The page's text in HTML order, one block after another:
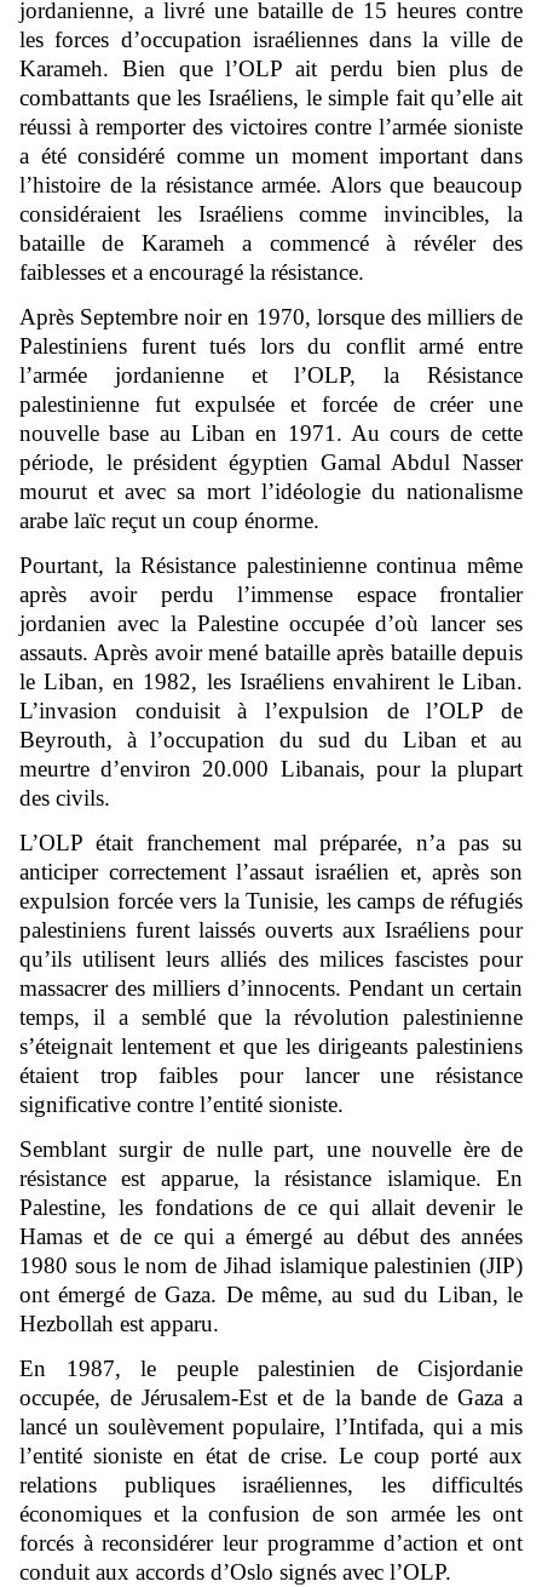
jordanienne, a livré une bataille de 15 heures contre
les forces d’occupation israéliennes dans la ville de
Karameh. Bien que l’OLP ait perdu bien plus de
combattants que les Israéliens, le simple fait qu’elle ait
réussi à remporter des victoires contre l’armée sioniste
a été considéré comme un moment important dans
l’histoire de la résistance armée. Alors que beaucoup
considéraient les Israéliens comme invincibles, la
bataille de Karameh a commencé à révéler des
faiblesses et a encouragé la résistance.
Après Septembre noir en 1970, lorsque des milliers de
Palestiniens furent tués lors du conflit armé entre
l’armée jordanienne et l’OLP, la Résistance
palestinienne fut expulsée et forcée de créer une
nouvelle base au Liban en 1971. Au cours de cette
période, le président égyptien Gamal Abdul Nasser
mourut et avec sa mort l’idéologie du nationalisme
arabe laïc reçut un coup énorme.
Pourtant, la Résistance palestinienne continua même
après avoir perdu l’immense espace frontalier
jordanien avec la Palestine occupée d’où lancer ses
assauts. Après avoir mené bataille après bataille depuis
le Liban, en 1982, les Israéliens envahirent le Liban.
L’invasion conduisit à l’expulsion de l’OLP de
Beyrouth, à l’occupation du sud du Liban et au
meurtre d’environ 20.000 Libanais, pour la plupart
des civils.
L’OLP était franchement mal préparée, n’a pas su
anticiper correctement l’assaut israélien et, après son
expulsion forcée vers la Tunisie, les camps de réfugiés
palestiniens furent laissés ouverts aux Israéliens pour
qu’ils utilisent leurs alliés des milices fascistes pour
massacrer des milliers d’innocents. Pendant un certain
temps, il a semblé que la révolution palestinienne
s’éteignait lentement et que les dirigeants palestiniens
étaient trop faibles pour lancer une résistance
significative contre l’entité sioniste.
Semblant surgir de nulle part, une nouvelle ère de
résistance est apparue, la résistance islamique. En
Palestine, les fondations de ce qui allait devenir le
Hamas et de ce qui a émergé au début des années
1980 sous le nom de Jihad islamique palestinien (JIP)
ont émergé de Gaza. De même, au sud du Liban, le
Hezbollah est apparu.
En 1987, le peuple palestinien de Cisjordanie
occupée, de Jérusalem-Est et de la bande de Gaza a
lancé un soulèvement populaire, l’Intifada, qui a mis
l’entité sioniste en état de crise. Le coup porté aux
relations publiques israéliennes, les difficultés
économiques et la confusion de son armée les ont
forcés à reconsidérer leur programme d’action et ont
conduit aux accords d’Oslo signés avec l’OLP.